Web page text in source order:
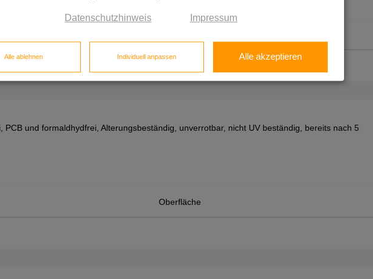
und formaldhydfrei, Alterungsbeständig, unverrotbar, nicht UV beständig, bereits nach 5
Oberfläche
Datenschutzhinweis Impressum
Alle ablehnen Individuell anpassen Alle akzeptieren